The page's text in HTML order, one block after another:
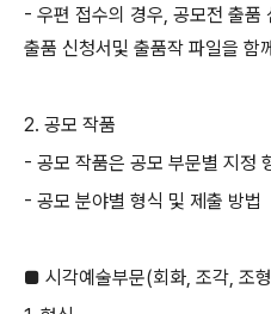
- 우편 접수의 경우, 공모전 출품
출품 신청서및 출품작 파일을 함께
2. 공모 작품
- 공모 작품은 공모 부문별 지정
- 공모 분야별 형식 및 제출 방법
■ 시각예술부문(회화, 조각, 조형